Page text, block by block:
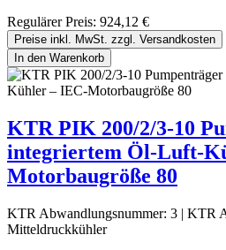
Regulärer Preis: 924,12 €
Preise inkl. MwSt. zzgl. Versandkosten
In den Warenkorb
KTR PIK 200/2/3-10
integriertem Öl-Luft-
Motorbaugröße 80
KTR Abwandlungsnummer: 3 | KTR
Mitteldruckkühler